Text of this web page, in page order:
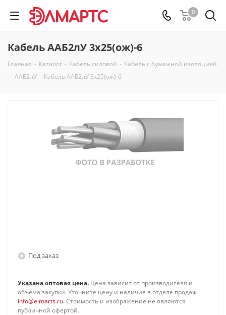
0
Кабель ААБ2лУ 3х25(ож)-6
Главная - Каталог - Кабель силовой - Кабель с бумажной изоляцией
- ААБ2лУ - Кабель ААБ2лУ 3х25(ож)-6
Под заказ
Указана оптовая цена. Цена зависит от производителя и
объема закупки. Уточните цену и наличие в отделе продаж
info@elmarts.ru. Стоимость и изображение не являются
публичной офертой.